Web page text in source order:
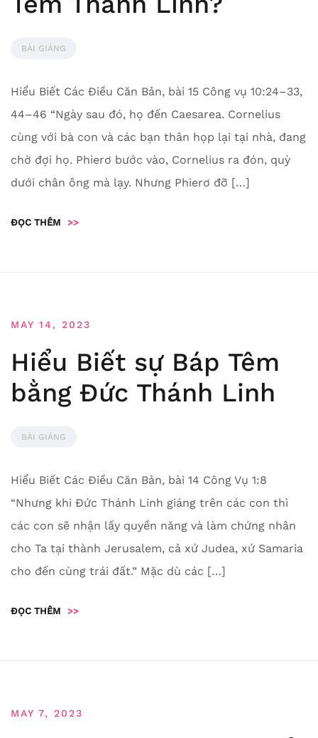
BÀI GIẢNG
Hiểu Biết Các Điều Căn Bản, bài 15 Công vụ 10:24–33,
44–46 “Ngày sau đó, họ đến Caesarea. Cornelius
cùng với bà con và các bạn thân họp lại tại nhà, đang
chờ đợi họ. Phierơ bước vào, Cornelius ra đón, quỳ
dưới chân ông mà lạy. Nhưng Phierơ đỡ […]
ĐỌC THÊM >>
MAY 14, 2023
Hiểu Biết sự Báp Têm
bằng Đức Thánh Linh
BÀI GIẢNG
Hiểu Biết Các Điều Căn Bản, bài 14 Công Vụ 1:8
“Nhưng khi Đức Thánh Linh giáng trên các con thì
các con sẽ nhận lấy quyền năng và làm chứng nhân
cho Ta tại thành Jerusalem, cả xứ Judea, xứ Samaria
cho đến cùng trái đất.” Mặc dù các […]
ĐỌC THÊM >>
MAY 7, 2023